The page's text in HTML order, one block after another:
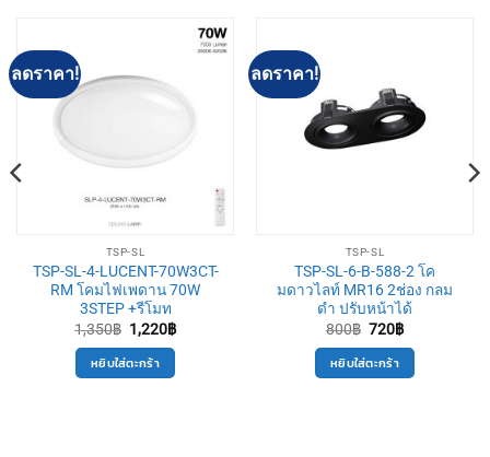
ลดราคา!
TSP-SL
TSP-SL-4-LUCENT-70W3CT-
RM โคมไฟเพดาน 70W
3STEP +รีโมท
1,350฿ Original
price
was:
1,350฿.
1,220฿Current
หยิบใส่ตะกร้า
ลดราคา!
TSP-SL
TSP-SL-6-B-588-2 โค
มดาวไลท์ MR16 2ช่อง กลม
ดำ ปรับหน้าได้
800฿ Original
price
was:
800฿.
720฿Current
is:
720฿.
หยิบใส่ตะกร้า